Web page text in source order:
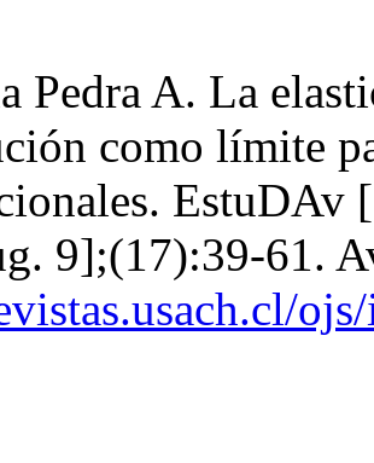
Pedra A. La
como límite
EstuDAv
9];(17):39-61.